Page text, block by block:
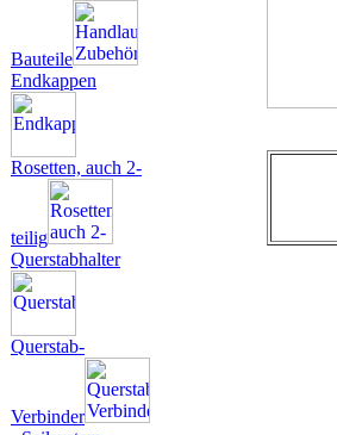
Bauteile
Endkappen
Rosetten, auch 2-
teilig
Querstabhalter
Querstab-
Verbinder